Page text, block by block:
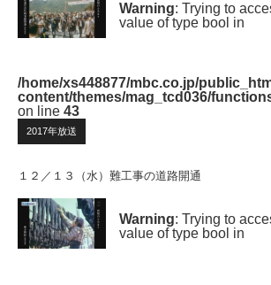
Warning: Trying to
value of type bool in
/home/xs448877/mbc.co.jp/
content/themes/mag_tcd036/
on line 43
2017年放送
１２／１３（水）難工事の道路開通
Warning: Trying to
value of type bool in